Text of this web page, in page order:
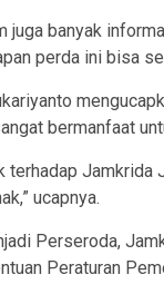
banyak
perda ini bisa
bermanfaat
Jamkrida
ucapnya.
Perseroda,
Peraturan